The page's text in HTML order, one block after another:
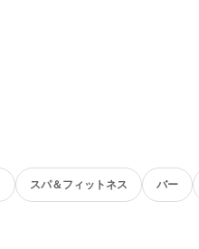
スパ＆フィットネス バー